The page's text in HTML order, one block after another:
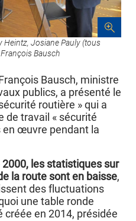
Heintz, Josiane Pauly (tous
Bausch
Bausch, ministre
publics, a présenté le
routière » qui a
de travail « sécurité
en œuvre pendant la
2000, les statistiques sur
la route sont en baisse,
des fluctuations
une table ronde
créée en 2014, présidée